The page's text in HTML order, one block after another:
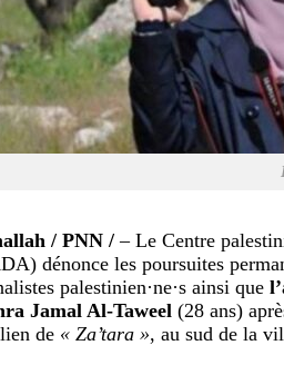
/ PNN /– Le Centre
dénonce les poursuites
palestinien·ne·s ainsi que
Jamal Al-Taweel (28 ans)
de « Za’tara », au sud de la